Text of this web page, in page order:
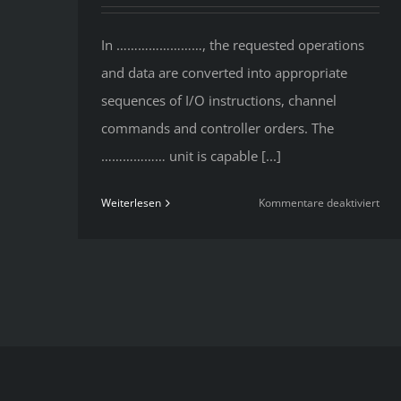
In ……………………, the requested operations
and data are converted into appropriate
sequences of I/O instructions, channel
commands and controller orders. The
……………… unit is capable [...]
Weiterlesen Kommentare deaktiviertfür